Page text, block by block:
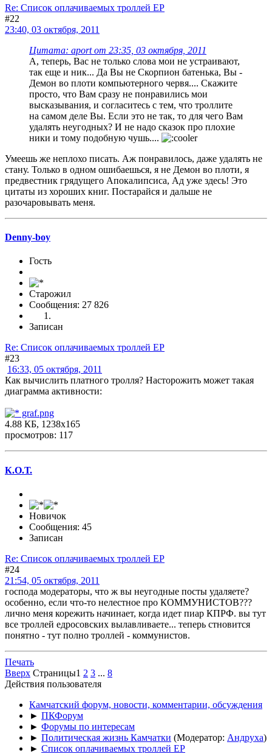
Re: Список оплачиваемых троллей ЕР
#22
23:40, 03 октября, 2011
Цитата: aport от 23:35, 03 октября, 2011
А, теперь, Вас не только слова мои не устраивают,
так еще и ник... Да Вы не Скорпион батенька, Вы -
Демон во плоти компьютерного червя.... Скажите
просто, что Вам сразу не понравились мои
высказывания, и согласитесь с тем, что троллите
на самом деле Вы. Если это не так, то для чего Вам
удалять неугодных? И не надо сказок про плохие
ники и тому подобную чушь....
Умеешь же неплохо писать. Аж понравилось, даже удалять не
стану. Только в одном ошибаешься, я не Демон во плоти, я
предвестник грядущего Апокалипсиса, Ад уже здесь! Это
цитаты из хороших книг. Постарайся и дальше не
разочаровывать меня.
Denny-boy
Гость
Старожил
Сообщения: 27 826
Записан
Re: Список оплачиваемых троллей ЕР
#23
16:33, 05 октября, 2011
Как вычислить платного тролля? Насторожить может такая
диаграмма активности:
graf.png
4.88 КБ, 1238x165
просмотров: 117
К.О.Т.
Новичок
Сообщения: 45
Записан
Re: Список оплачиваемых троллей ЕР
#24
21:54, 05 октября, 2011
господа модераторы, что ж вы неугодные посты удаляете?
особенно, если что-то нелестное про КОММУНИСТОВ???
лично меня корежить начинает, когда идет пиар КПРФ. вы тут
все троллей едросовских вылавливаете... теперь стновится
понятно - тут полно троллей - коммунистов.
Печать
Вверх Страницы1 2 3 ... 8
Действия пользователя
Камчатский форум, новости, комментарии, обсуждения
► ПКФорум
► Форумы по интересам
► Политическая жизнь Камчатки (Модератор: Андруха)
► Список оплачиваемых троллей ЕР